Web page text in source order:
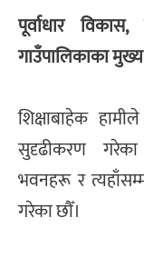
पूर्वाधार
गाउँपालिकाका
शिक्षाबाहेक
सुदृढीकरण
भवनहरू र
गरेका छौँ।